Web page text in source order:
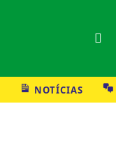
NOTÍCIAS